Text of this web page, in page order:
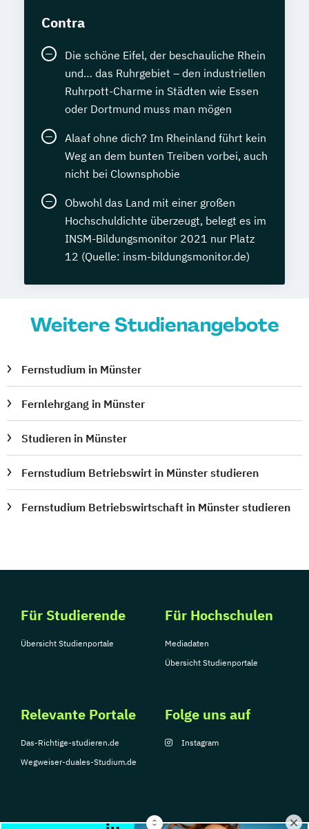
Contra
Die schöne Eifel, der beschauliche Rhein
und… das Ruhrgebiet – den industriellen
Ruhrpott-Charme in Städten wie Essen
oder Dortmund muss man mögen
Alaaf ohne dich? Im Rheinland führt kein
Weg an dem bunten Treiben vorbei, auch
nicht bei Clownsphobie
Obwohl das Land mit einer großen
Hochschuldichte überzeugt, belegt es im
INSM-Bildungsmonitor 2021 nur Platz
12 (Quelle: insm-bildungsmonitor.de)
Weitere Studienangebote
Fernstudium in Münster
Fernlehrgang in Münster
Studieren in Münster
Fernstudium Betriebswirt in Münster studieren
Fernstudium Betriebswirtschaft in Münster studieren
Für Studierende
Übersicht Studienportale
Für Hochschulen
Mediadaten
Übersicht Studienportale
Relevante Portale
Das-Richtige-studieren.de
Wegweiser-duales-Studium.de
Folge uns auf
Instagram